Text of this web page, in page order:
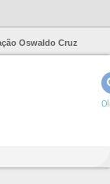
Oswaldo Cruz